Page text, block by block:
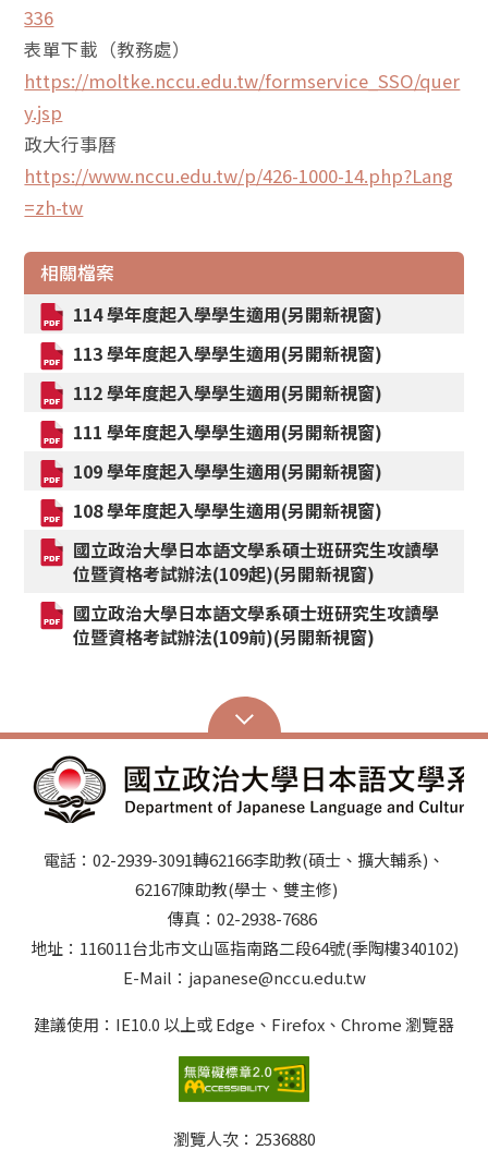
336
表單下載（教務處）
https://moltke.nccu.edu.tw/formservice_SSO/quer
y.jsp
政大行事曆
https://www.nccu.edu.tw/p/426-1000-14.php?Lang
=zh-tw
相關檔案
114 學年度起入學學生適用(另開新視窗)
113 學年度起入學學生適用(另開新視窗)
112 學年度起入學學生適用(另開新視窗)
111 學年度起入學學生適用(另開新視窗)
109 學年度起入學學生適用(另開新視窗)
108 學年度起入學學生適用(另開新視窗)
國立政治大學日本語文學系碩士班研究生攻讀學
位暨資格考試辦法(109起)(另開新視窗)
國立政治大學日本語文學系碩士班研究生攻讀學
位暨資格考試辦法(109前)(另開新視窗)
電話：02-2939-3091轉62166李助教(碩士、擴大輔系)、
62167陳助教(學士、雙主修)
傳真：02-2938-7686
地址：116011台北市文山區指南路二段64號(季陶樓340102)
E-Mail：japanese@nccu.edu.tw
建議使用：IE10.0 以上或 Edge、Firefox、Chrome 瀏覽器
瀏覽人次： 2536880